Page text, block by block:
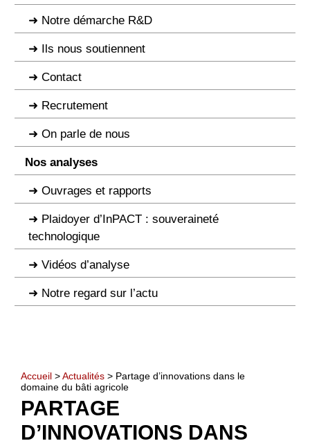
Notre démarche R&D
Ils nous soutiennent
Contact
Recrutement
On parle de nous
Nos analyses
Ouvrages et rapports
Plaidoyer d’InPACT : souveraineté
technologique
Vidéos d’analyse
Notre regard sur l’actu
Accueil >Actualités > Partage d’innovations dans le
domaine du bâti agricole
PARTAGE
D’INNOVATIONS DANS